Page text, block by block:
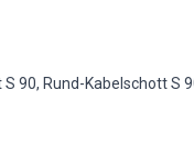
90, Rund-Kabelschott S